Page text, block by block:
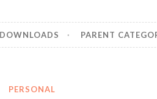
DOWNLOADS PARENT
PERSONAL